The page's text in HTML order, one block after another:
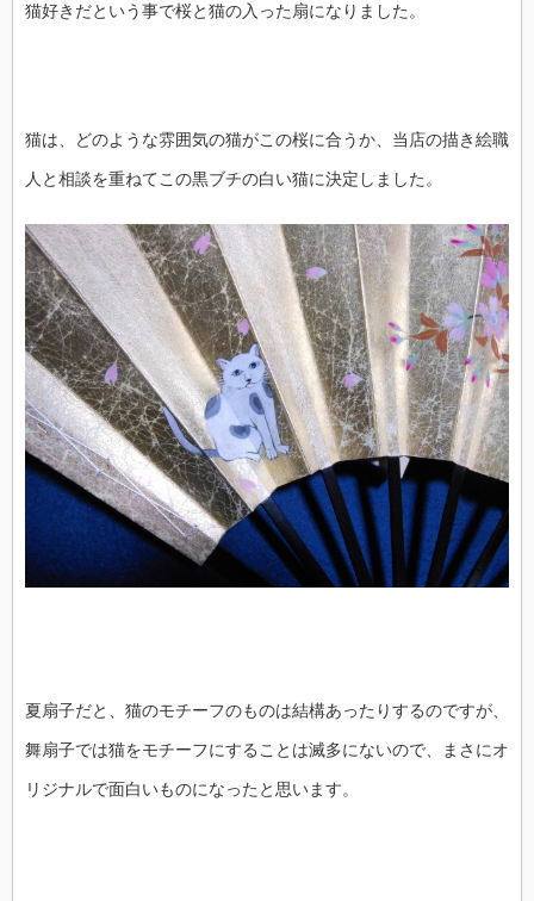
猫好きだという事で桜と猫の入った扇になりました。
猫は、どのような雰囲気の猫がこの桜に合うか、当店の描き絵職
人と相談を重ねてこの黒ブチの白い猫に決定しました。
夏扇子だと、猫のモチーフのものは結構あったりするのですが、
舞扇子では猫をモチーフにすることは滅多にないので、まさにオ
リジナルで面白いものになったと思います。